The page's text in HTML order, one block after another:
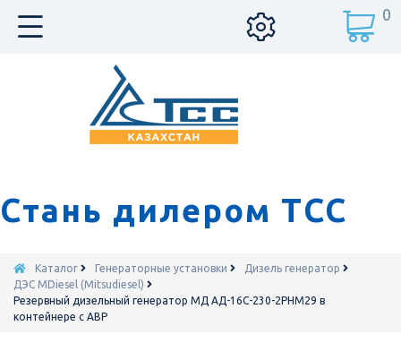
Стань дилером ТСС
0
Каталог Генераторные установки
Дизель генератор
ДЭС MDiesel (Mitsudiesel)
Резервный дизельный генератор МД АД-16С-230-2РНМ29 в
контейнере с АВР